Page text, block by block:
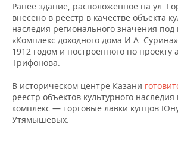
ВОДНЫЕ ВИДЫ СПОРТА
ХОККЕЙ С МЯЧОМ
ОБРАЗОВАНИЕ
ПРОИСШЕСТВИЯ
Ранее здание, расположенное на ул.
внесено в реестр в качестве объекта
наследия регионального значения
«Комплекс доходного дома И.А.
1912 годом и построенного по проекту
Трифонова.
В историческом центре Казани
реестр объектов культурного
комплекс — торговые лавки купцов
Утямышевых.